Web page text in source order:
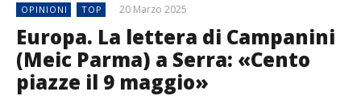
OPINIONI TOP 20 Marzo 2025
Europa. La lettera di Campanini
(Meic Parma) a Serra: «Cento
piazze il 9 maggio»